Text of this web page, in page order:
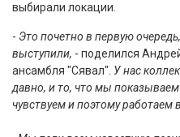
выбирали локации.
- Это почетно в первую
выступили, - поделился
ансамбля "Сявал". У нас
давно, и то, что мы
чувствуем и поэтому работаем